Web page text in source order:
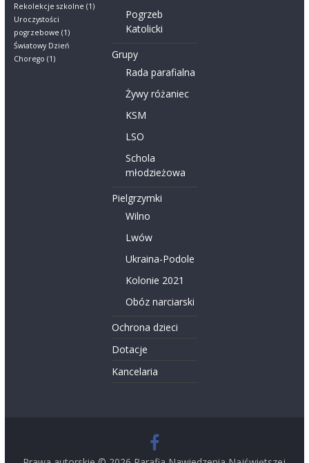
Rekolekcje szkolne (1)
Uroczystości
pogrzebowe (1)
Światowy Dzień
Chorego (1)
Pogrzeb
Katolicki
Grupy
Rada parafialna
Żywy różaniec
KSM
LSO
Schola
młodzieżowa
Pielgrzymki
Wilno
Lwów
Ukraina-Podole
Kolonie 2021
Obóz narciarski
Ochrona dzieci
Dotacje
Kancelaria